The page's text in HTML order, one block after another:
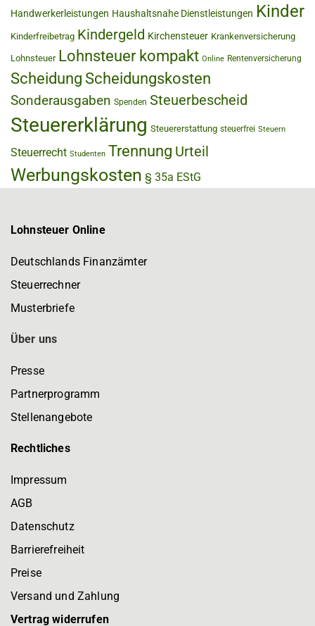
Handwerkerleistungen Haushaltsnahe Dienstleistungen Kinder
Kinderfreibetrag Kindergeld Kirchensteuer Krankenversicherung
Lohnsteuer Lohnsteuer kompakt Online Rentenversicherung
Scheidung Scheidungskosten
Sonderausgaben Spenden Steuerbescheid
Steuererklärung Steuererstattung steuerfrei Steuern
Steuerrecht Studenten Trennung Urteil
Werbungskosten § 35a EStG
Lohnsteuer Online
Deutschlands Finanzämter
Steuerrechner
Musterbriefe
Über uns
Presse
Partnerprogramm
Stellenangebote
Rechtliches
Impressum
AGB
Datenschutz
Barrierefreiheit
Preise
Versand und Zahlung
Vertrag widerrufen